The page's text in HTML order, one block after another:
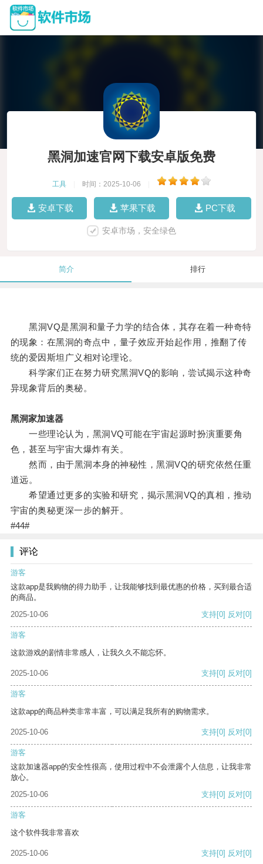
黑洞加速官网下载安卓版免费
工具 时间：2025-10-06
安卓下载 苹果下载 PC下载
安卓市场，安全绿色
简介 排行
黑洞VQ是黑洞和量子力学的结合体，其存在着一种奇特
的现象：在黑洞的奇点中，量子效应开始起作用，推翻了传
统的爱因斯坦广义相对论理论。
科学家们正在努力研究黑洞VQ的影响，尝试揭示这种奇
异现象背后的奥秘。
黑洞家加速器
一些理论认为，黑洞VQ可能在宇宙起源时扮演重要角
色，甚至与宇宙大爆炸有关。
然而，由于黑洞本身的神秘性，黑洞VQ的研究依然任重
道远。
希望通过更多的实验和研究，揭示黑洞VQ的真相，推动
宇宙的奥秘更深一步的解开。
#44#
评论
游客
这款app是我购物的得力助手，让我能够找到最优惠的价格，买到最合适
的商品。
2025-10-06
支持[0] 反对[0]
游客
这款游戏的剧情非常感人，让我久久不能忘怀。
2025-10-06 支持[0] 反对[0]
游客
这款app的商品种类非常丰富，可以满足我所有的购物需求。
2025-10-06 支持[0] 反对[0]
游客
这款加速器app的安全性很高，使用过程中不会泄露个人信息，让我非常
放心。
2025-10-06
支持[0] 反对[0]
游客
这个软件我非常喜欢
2025-10-06 支持[0] 反对[0]